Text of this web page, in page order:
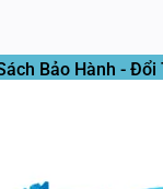
Bảo Hành -